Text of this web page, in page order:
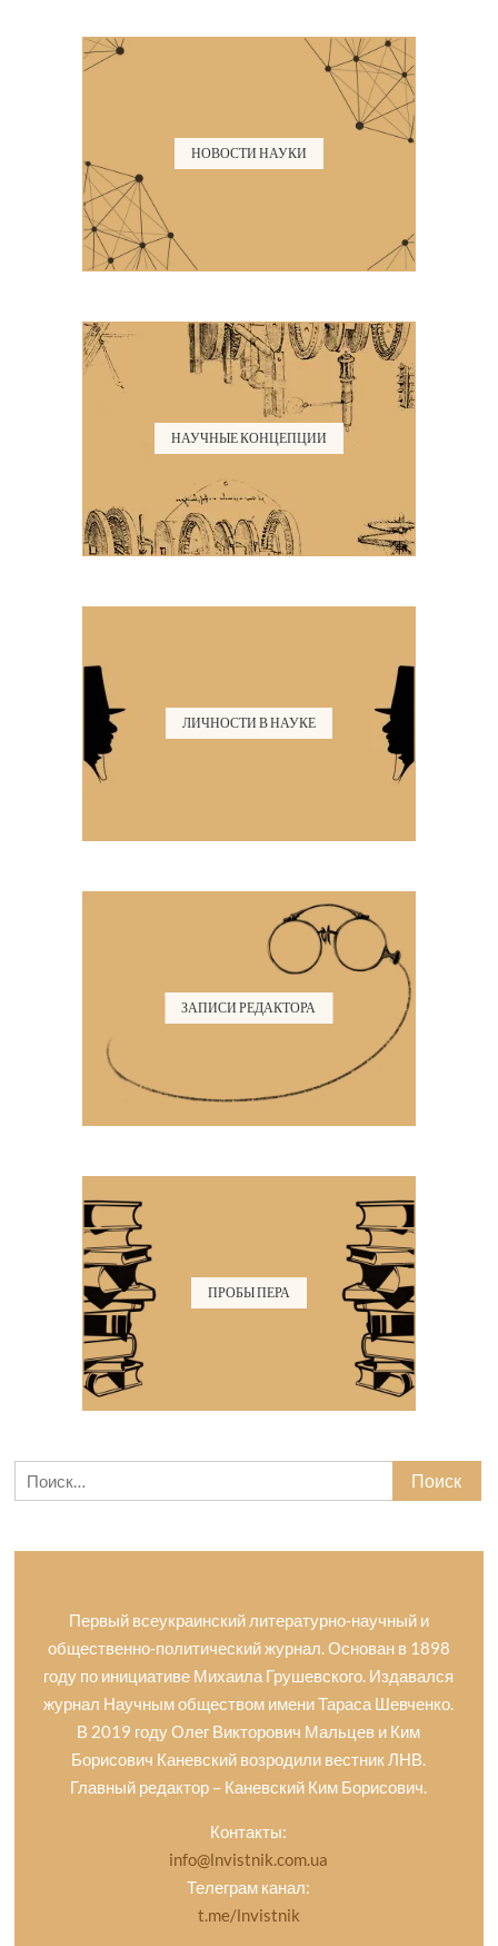
НОВОСТИ НАУКИ
НАУЧНЫЕ КОНЦЕПЦИИ
ЛИЧНОСТИ В НАУКЕ
ЗАПИСИ РЕДАКТОРА
ПРОБЫ ПЕРА
Найти:
Первый всеукраинский литературно-научный и
общественно-политический журнал. Основан в 1898
году по инициативе Михаила Грушевского. Издавался
журнал Научным обществом имени Тараса Шевченко.
В 2019 году Олег Викторович Мальцев и Ким
Борисович Каневский возродили вестник ЛНВ.
Главный редактор – Каневский Ким Борисович.
Контакты:
info@lnvistnik.com.ua
Телеграм канал:
t.me/lnvistnik